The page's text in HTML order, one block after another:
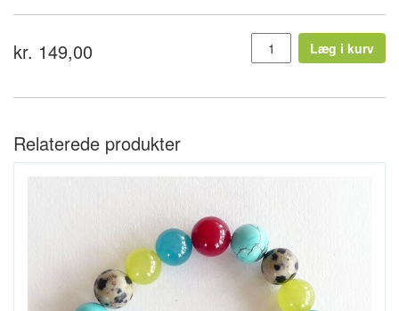
kr. 149,00 Læg i kurv
Relaterede produkter